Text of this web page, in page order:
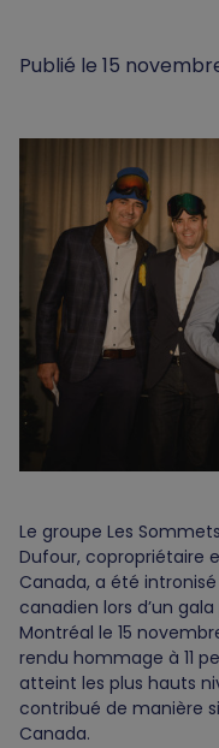
Publié le 15
Le groupe Les
Dufour, copropriétaire
Canada, a été
canadien lors d’un
Montréal le 15
rendu hommage à 11
atteint les plus hauts
contribué de manière
Canada.